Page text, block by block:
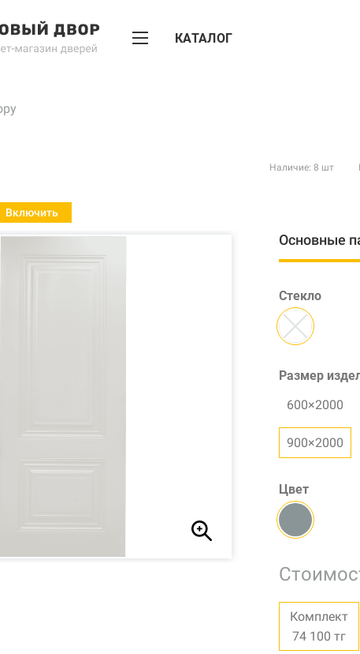
КАТАЛОГ
Наличие: 8 шт
Включить
Основные
Стекло
Размер
600×2000
900×2000
Цвет
Комплект
74 100 тг